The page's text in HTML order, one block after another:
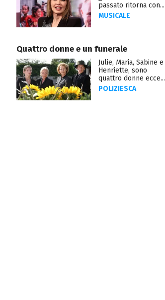
passato ritorna con...
MUSICALE
Quattro donne e un funerale
Julie, Maria, Sabine e
Henriette, sono
quattro donne ecce...
POLIZIESCA